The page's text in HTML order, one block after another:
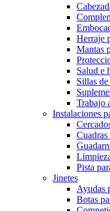
Herraje
Mantas
Salud e
Sillas
Trabajo
Instalaciones
Cuadras
Pista
Jinetes
Ayudas
Botas